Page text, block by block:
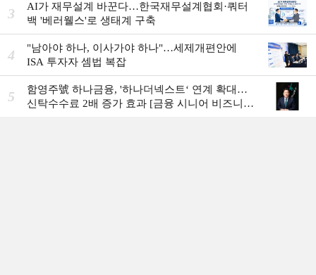
3
AI가 재무설계 바꾼다…한국재무설계협회·쿼터
백 '베러웰스'로 생태계 구축
4
"남아야 하나, 이사가야 하나"…세제개편안에
ISA 투자자 셈법 복잡
5
함영주號 하나금융, '하나더넥스트‘ 연계 확대…
신탁수수료 2배 증가 효과 [금융 시니어 비즈니스